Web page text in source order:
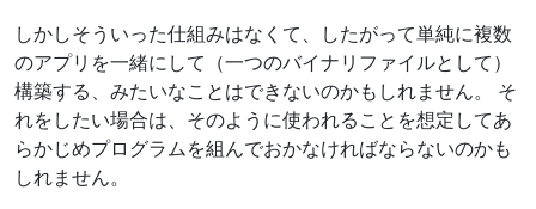
しかしそういった仕組みはなくて、したがって単純に複数
のアプリを一緒にして（一つのバイナリファイルとして）
構築する、みたいなことはできないのかもしれません。 そ
れをしたい場合は、そのように使われることを想定してあ
らかじめプログラムを組んでおかなければならないのかも
しれません。